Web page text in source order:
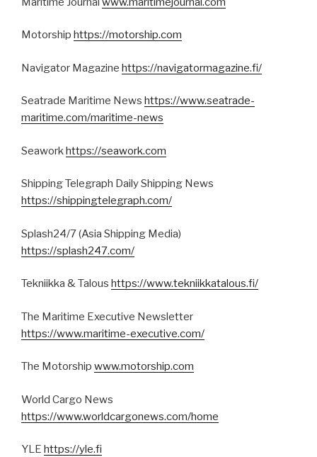
Motorship https://motorship.com
Navigator Magazine https://navigatormagazine.fi/
Seatrade Maritime News https://www.seatrade-
maritime.com/maritime-news
Seaworkhttps://seawork.com
Shipping Telegraph Daily Shipping News
https://shippingtelegraph.com/
Splash24/7 (Asia Shipping Media)
https://splash247.com/
Tekniikka & Talous https://www.tekniikkatalous.fi/
The Maritime Executive Newsletter
https://www.maritime-executive.com/
The Motorship www.motorship.com
World Cargo News
https://www.worldcargonews.com/home
YLE https://yle.fi